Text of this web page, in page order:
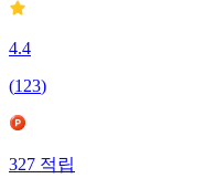
4.4
(123)
327적립